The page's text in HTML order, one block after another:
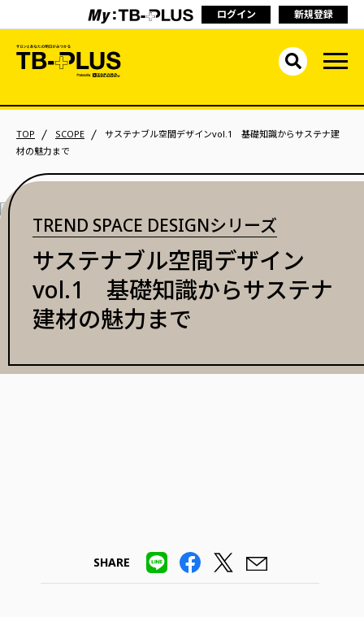
ログイン 新規登録
TOP SCOPE
サステナブル空間デザインvol.1 基礎知識からサステナ建
材の魅力まで
TREND SPACE DESIGNシリーズ
サステナブル空間デザイン
vol.1 基礎知識からサステナ
建材の魅力まで
SHARE